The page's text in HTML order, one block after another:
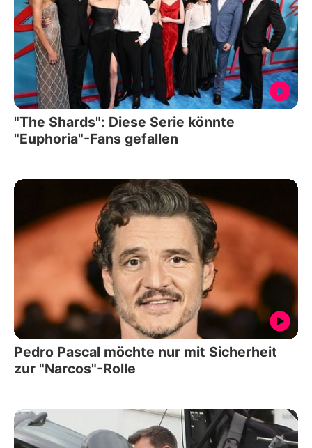
"The Shards": Diese Serie könnte
"Euphoria"-Fans gefallen
Pedro Pascal möchte nur mit Sicherheit
zur "Narcos"-Rolle